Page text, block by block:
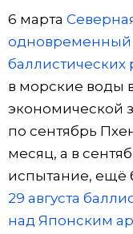
6 марта
одновременный
баллистических
в морские воды
экономической
по сентябрь
месяц, а в
испытание, ещё
29 августа
над Японским